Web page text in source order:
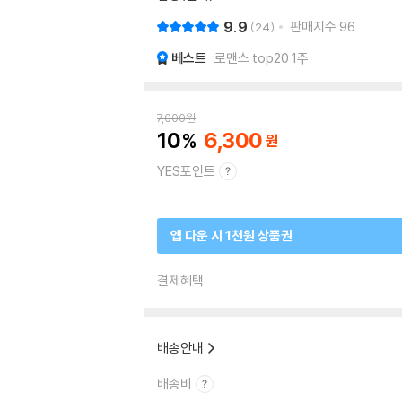
9.9 24 판매지수 96
베스트 로맨스 top20 1주
7,000원
10 6,300
YES포인트
앱 다운 시 1천원 상품권
결제혜택
배송안내
배송비